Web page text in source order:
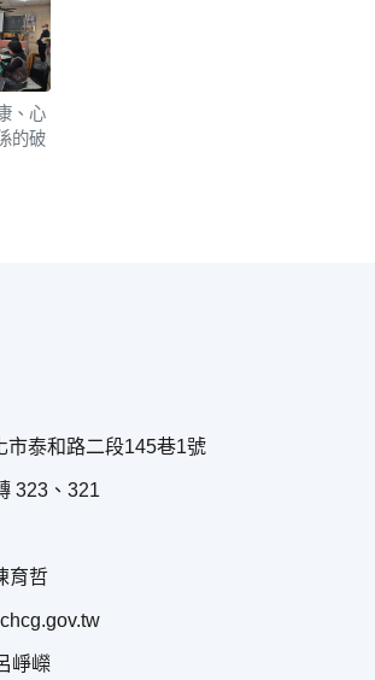
、心
的破
市泰和路二段145巷1號
323、321
育哲
崢嶸